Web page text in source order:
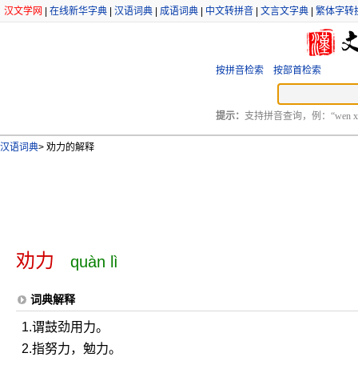
汉文学网 在线新华字典 汉语词典 成语词典 中文转拼音 文言文字典 繁体字转
按拼音检索 按部首检索
提示： 支持拼音查询，例：“wen
汉语词典> 劝力的解释
劝力 quàn lì
词典解释
1.谓鼓劲用力。
2.指努力，勉力。